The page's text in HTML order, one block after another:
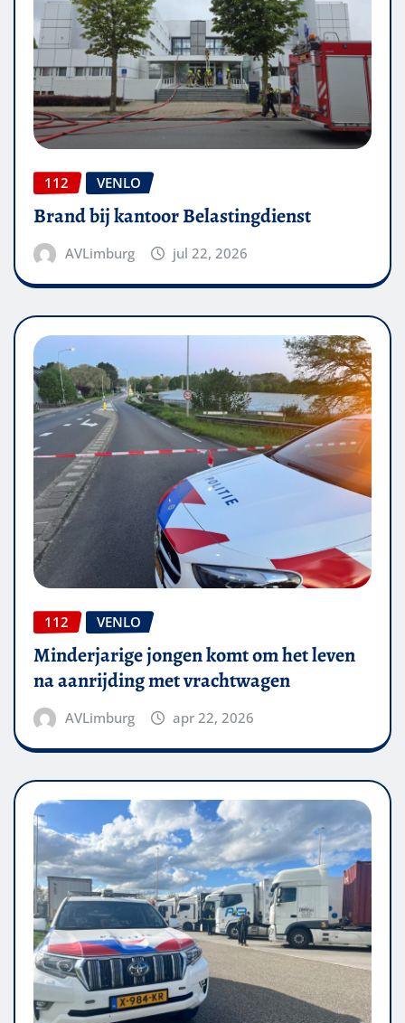
112 VENLO
Brand bij kantoor Belastingdienst
AVLimburg jul 22, 2026
112 VENLO
Minderjarige jongen komt om het leven
na aanrijding met vrachtwagen
AVLimburg apr 22, 2026